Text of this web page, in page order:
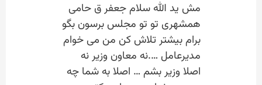
مش ید الله سلام جعفر ق حامی
همشهری تو تو مجلس برسون بگو
برام بیشتر تلاش کن من می خوام
مدیرعامل ….نه معاون وزیر نه
اصلا وزیر بشم … اصلا به شما چه